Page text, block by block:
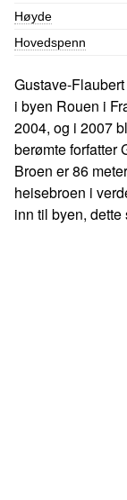
Høyde
Hovedspenn
Gustave-
i byen Rouen i
2004, og i 2007
berømte forfatter
Broen er 86
heisebroen i
inn til byen,